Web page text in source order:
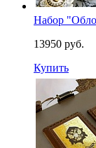
Набор
13950 руб.
Купить